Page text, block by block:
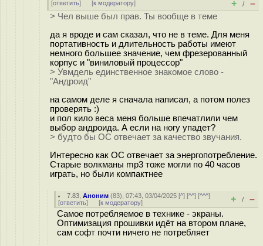
[ответить] [к модератору] + / –
> Чел выше был прав. Ты вообще в теме
да я вроде и сам сказал, что не в теме. Для меня
портативность и длительность работы имеют
немного большее значение, чем фрезерованный
корпус и "виниловый процессор"
> Увмдель единственное знакомое слово -
"Андроид"
на самом деле я сначала написал, а потом полез
проверять :)
и пол кило веса меня больше впечатлили чем
выбор андроида. А если на ногу упадет?
> будто бы ОС отвечает за качество звучания.
Интересно как ОС отвечает за энергопотребление.
Старые волкманы mp3 тоже могли по 40 часов
играть, но были компактнее
7.83 ,Аноним (83), 07:43, 03/04/2025 [^] [^^] [^^^]
[ответить] [к модератору] + / –
Самое потребляемое в технике - экраны.
Оптимизация прошивки идёт на втором плане,
сам софт почти ничего не потребляет